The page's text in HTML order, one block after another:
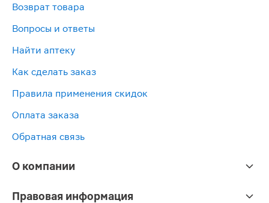
Возврат товара
Вопросы и ответы
Найти аптеку
Как сделать заказ
Правила применения скидок
Оплата заказа
Обратная связь
О компании
Правовая информация